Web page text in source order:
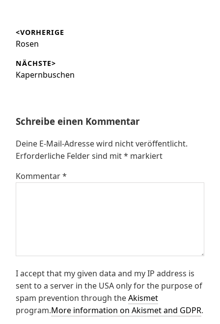
<VORHERIGE
Vorheriger
Rosen
NÄCHSTE>
Nächster
Kapernbuschen
Schreibe einen Kommentar
Deine E-Mail-Adresse wird nicht veröffentlicht.
Erforderliche Felder sind mit* markiert
Kommentar*
I accept that my given data and my IP address is
sent to a server in the USA only for the purpose of
spam prevention through theAkismet
program.More information on Akismet and GDPR.